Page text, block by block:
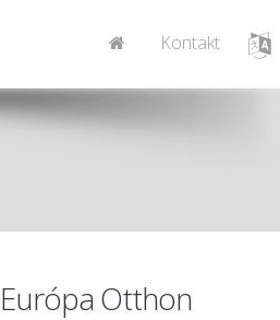
Kontakt
Európa Otthon